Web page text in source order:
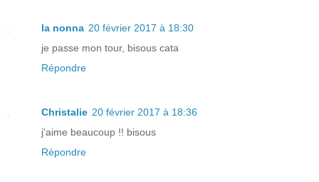
la nonna 20 février 2017 à 18:30
je passe mon tour, bisous cata
Répondre
Christalie 20 février 2017 à 18:36
j'aime beaucoup !! bisous
Répondre